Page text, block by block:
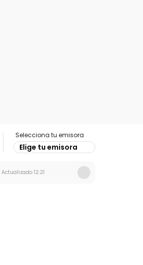
Selecciona tu emisora
Elige tu emisora
Actualizado 12:21